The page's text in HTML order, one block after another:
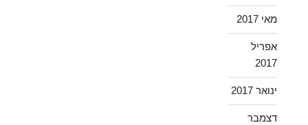
מאי 2017
אפריל
2017
ינואר 2017
דצמבר